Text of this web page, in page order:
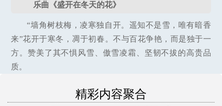
乐曲《盛开在冬天的花》
“墙角树枝梅，凌寒独自开。遥知不是雪，唯有暗香
来”花开于寒冬，凋于初春。不与百花争艳，而是独于一
方。赞美了其不惧风雪、傲雪凌霜、坚韧不拔的高贵品
质。
精彩内容聚合